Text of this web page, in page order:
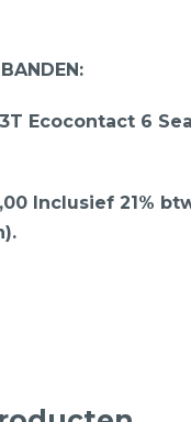
Ecocontact 6
Inclusief 21%